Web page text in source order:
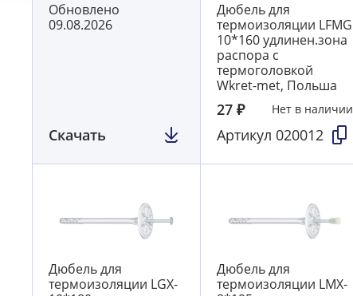
LIM,LFM,LMX,
WKTHERM,KI
Обновлено
09.08.2026
Скачать
Дюбель для
термоизоляции LFМG
10*160 удлинен.зона
распора с
термоголовкой
Wkret-met, Польша
27₽ Нет в наличии
Артикул 020012
Дюбель для
термоизоляции LGX-
Дюбель для
термоизоляции LMX-